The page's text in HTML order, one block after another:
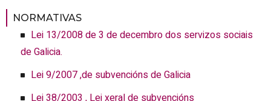
NORMATIVAS
Lei 13/2008 de 3 de decembro dos servizos sociais
de Galicia.
Lei 9/2007 ,de subvencións de Galicia
Lei 38/2003 , Lei xeral de subvencións